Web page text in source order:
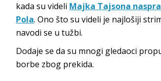
kada su videli Majka Tajsona
Pola. Ono što su videli je najlošiji
navodi se u tužbi.
Dodaje se da su mnogi gledaoci
borbe zbog prekida.